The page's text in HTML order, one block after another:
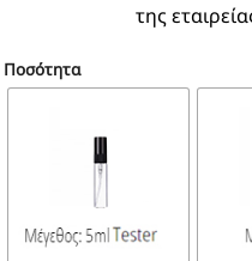
της
Ποσότητα